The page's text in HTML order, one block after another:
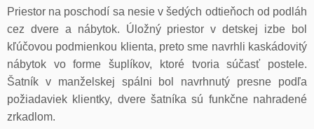
Priestor na poschodí sa nesie v šedých odtieňoch od podláh
cez dvere a nábytok. Úložný priestor v detskej izbe bol
kľúčovou podmienkou klienta, preto sme navrhli kaskádovitý
nábytok vo forme šuplíkov, ktoré tvoria súčasť postele.
Šatník v manželskej spálni bol navrhnutý presne podľa
požiadaviek klientky, dvere šatníka sú funkčne nahradené
zrkadlom.